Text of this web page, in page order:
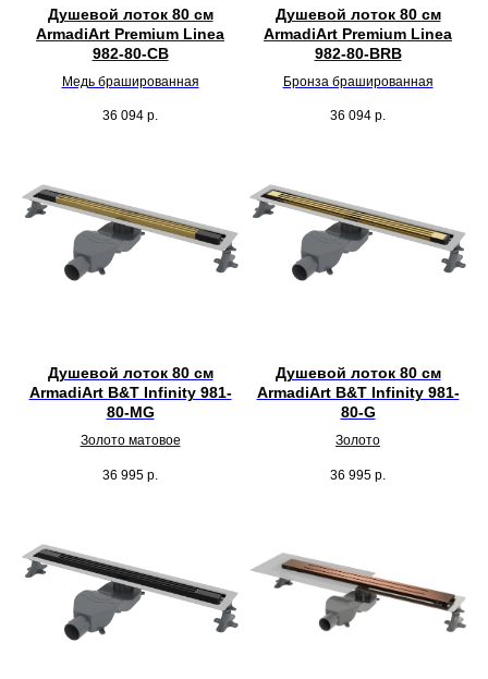
Душевой лоток 80 см
ArmadiArt Premium Linea
982-80-CB
Медь брашированная
36 094 р.
Душевой лоток 80 см
ArmadiArt Premium Linea
982-80-BRB
Бронза брашированная
36 094 р.
Душевой лоток 80 см
ArmadiArt B&T Infinity 981-
80-MG
Золото матовое
36 995 р.
Душевой лоток 80 см
ArmadiArt B&T Infinity 981-
80-G
Золото
36 995 р.